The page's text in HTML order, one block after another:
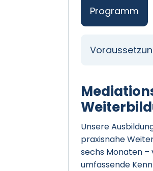
Programm
Unsere
praxisnahe
sechs Monaten –
umfassende